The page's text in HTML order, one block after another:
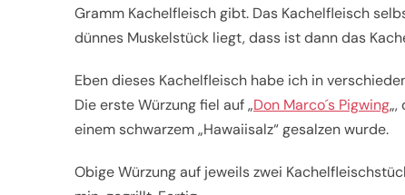
Gramm Kachelfleisch gibt. Das Kachelfleisch
dünnes Muskelstück liegt, dass ist dann das
Eben dieses Kachelfleisch habe ich in
Die erste Würzung fiel auf „Don Marco´s Pigwing
einem schwarzem „Hawaiisalz“ gesalzen wurde.
Obige Würzung auf jeweils zwei